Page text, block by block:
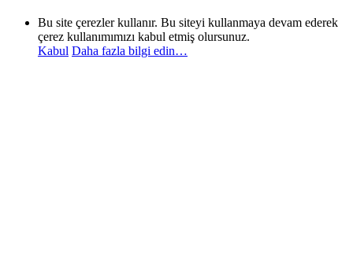
Bu site çerezler kullanır. Bu siteyi kullanmaya devam ederek
çerez kullanımımızı kabul etmiş olursunuz.
Kabul Daha fazla bilgi edin…